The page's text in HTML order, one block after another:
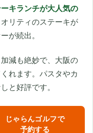
キランチが大人気の
リティのステーキが
が続出。
減も絶妙で、大阪の
れます。パスタやカ
と好評です。
じゃらんゴルフで
予約する